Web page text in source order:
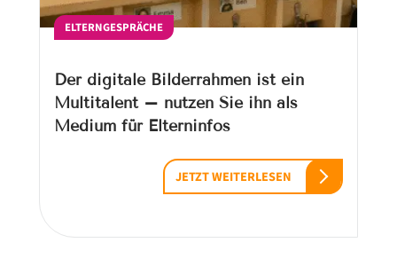
ELTERNGESPRÄCHE
Der digitale Bilderrahmen ist ein
Multitalent – nutzen Sie ihn als
Medium für Elterninfos
JETZT WEITERLESEN